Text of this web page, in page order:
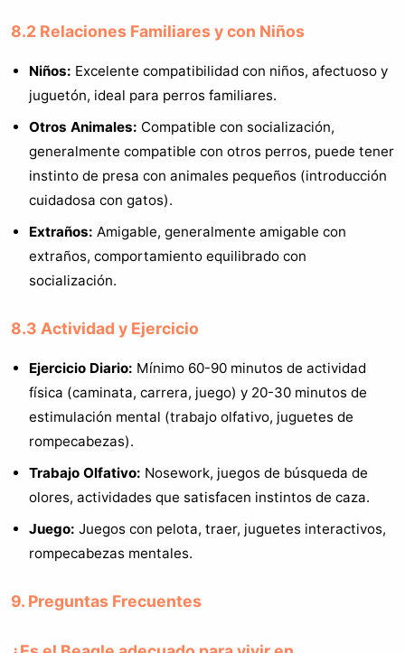
8.2 Relaciones Familiares y con Niños
Niños: Excelente compatibilidad con niños, afectuoso y
juguetón, ideal para perros familiares.
Otros Animales: Compatible con socialización,
generalmente compatible con otros perros, puede tener
instinto de presa con animales pequeños (introducción
cuidadosa con gatos).
Extraños: Amigable, generalmente amigable con
extraños, comportamiento equilibrado con
socialización.
8.3 Actividad y Ejercicio
Ejercicio Diario: Mínimo 60-90 minutos de actividad
física (caminata, carrera, juego) y 20-30 minutos de
estimulación mental (trabajo olfativo, juguetes de
rompecabezas).
Trabajo Olfativo: Nosework, juegos de búsqueda de
olores, actividades que satisfacen instintos de caza.
Juego: Juegos con pelota, traer, juguetes interactivos,
rompecabezas mentales.
9. Preguntas Frecuentes